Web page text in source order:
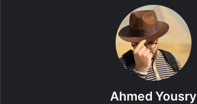
Ahmed Yousry